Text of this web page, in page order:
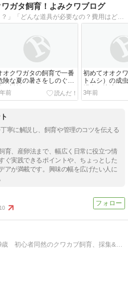
ガタ飼育！よみクワブログ
「どうやって育てるの！？」「どんな道具が必要なの？費用はどのくらいかかるの？」 私が初心者の時にカブトムシを育てようと思い、いろんな疑問がありました。 よく飼育していると聞くけど、実際には何も知らない・・ そんな疑問を解 …
オクワガタの飼育で一番
険な夏の暑さをしのぐ方
法と対策
前
初めてオオク
トムシ）の成
場合の快適な
3年前
寧に解説し、飼育や管理のコツを伝える
育、産卵法まで、幅広く日常に役立つ情
ぐ実践できるポイントや、ちょっとした
アが満載です。興味の幅を広げたい人に
10
生き物大好きな道産子19歳 初心者同然のクワカブ飼育、採集&ときどき釣りなんかをのせていくブログです。